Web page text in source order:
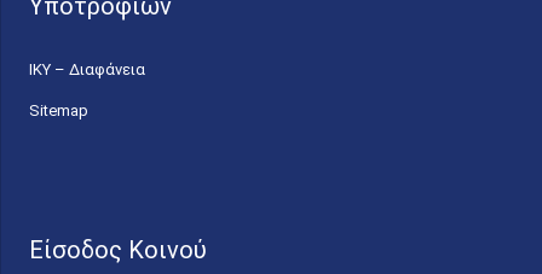
Υποτροφιών
ΙΚΥ – Διαφάνεια
Sitemap
Είσοδος Κοινού